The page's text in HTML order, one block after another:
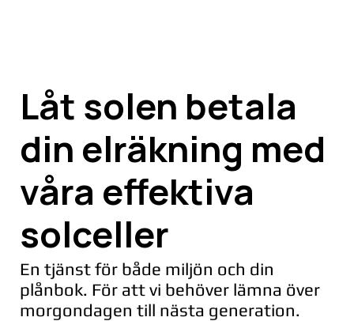
Låt solen betala
din elräkning med
våra effektiva
solceller
En tjänst för både miljön och din
plånbok. För att vi behöver lämna över
morgondagen till nästa generation.